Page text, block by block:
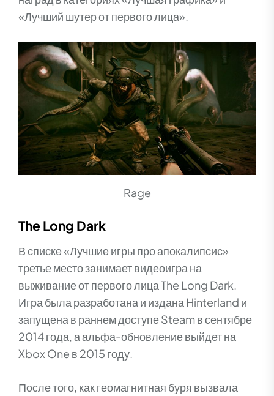
«Лучший шутер от первого лица».
Rage
The Long Dark
В списке «Лучшие игры про апокалипсис»
третье место занимает видеоигра на
выживание от первого лица The Long Dark.
Игра была разработана и издана Hinterland и
запущена в раннем доступе Steam в сентябре
2014 года, а альфа-обновление выйдет на
Xbox One в 2015 году.
После того, как геомагнитная буря вызвала